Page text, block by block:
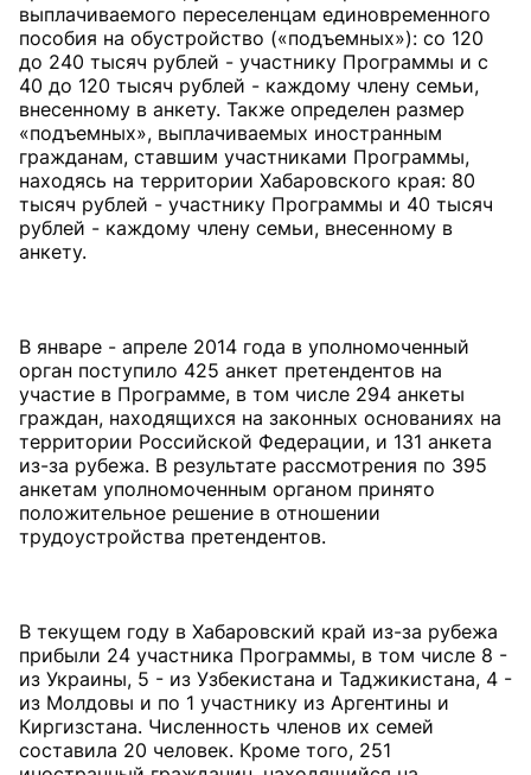
выплачиваемого переселенцам единовременного
пособия на обустройство («подъемных»): со 120
до 240 тысяч рублей - участнику Программы и с
40 до 120 тысяч рублей - каждому члену семьи,
внесенному в анкету. Также определен размер
«подъемных», выплачиваемых иностранным
гражданам, ставшим участниками Программы,
находясь на территории Хабаровского края: 80
тысяч рублей - участнику Программы и 40 тысяч
рублей - каждому члену семьи, внесенному в
анкету.
В январе - апреле 2014 года в уполномоченный
орган поступило 425 анкет претендентов на
участие в Программе, в том числе 294 анкеты
граждан, находящихся на законных основаниях на
территории Российской Федерации, и 131 анкета
из-за рубежа. В результате рассмотрения по 395
анкетам уполномоченным органом принято
положительное решение в отношении
трудоустройства претендентов.
В текущем году в Хабаровский край из-за рубежа
прибыли 24 участника Программы, в том числе 8 -
из Украины, 5 - из Узбекистана и Таджикистана, 4 -
из Молдовы и по 1 участнику из Аргентины и
Киргизстана. Численность членов их семей
составила 20 человек. Кроме того, 251